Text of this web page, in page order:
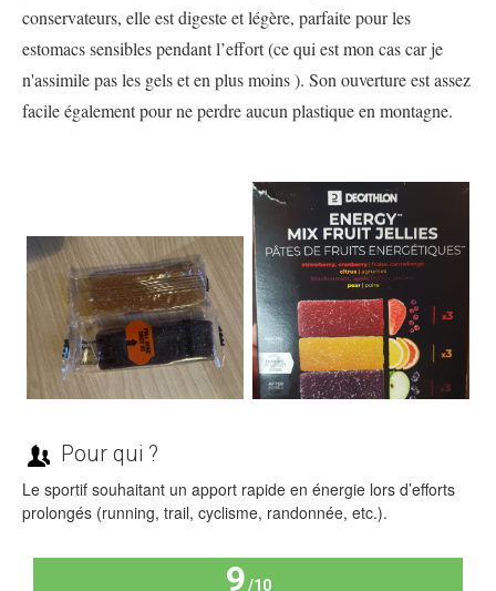
conservateurs, elle est digeste et légère, parfaite pour les
estomacs sensibles pendant l’effort (ce qui est mon cas car je
n'assimile pas les gels et en plus moins ). Son ouverture est assez
facile également pour ne perdre aucun plastique en montagne.
Pour qui ?
Le sportif souhaitant un apport rapide en énergie lors d’efforts
prolongés (running, trail, cyclisme, randonnée, etc.).
9/10